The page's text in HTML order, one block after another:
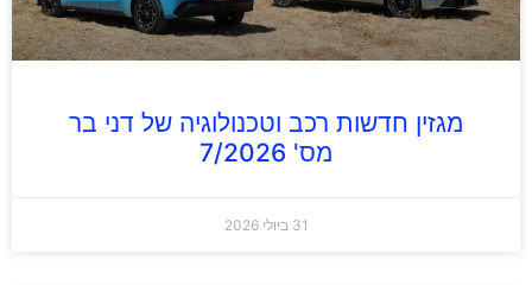
מגזין חדשות רכב וטכנולוגיה של דני בר
מס' 7/2026
31 ביולי 2026